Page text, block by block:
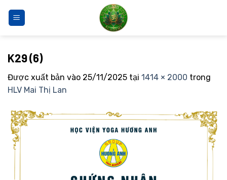
qua
K29 (6)
Được xuất bản vào 25/11/2025 tại 1414 × 2000 trong
HLV Mai Thị Lan